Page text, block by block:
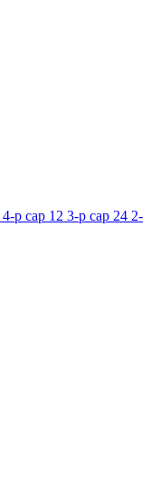
4-р сар 12 3-р сар 24 2-